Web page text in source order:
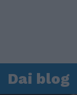
Dai blog